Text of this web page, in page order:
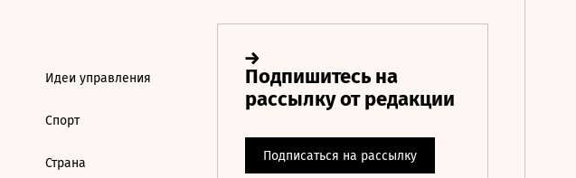
Идеи управления
Спорт
Страна